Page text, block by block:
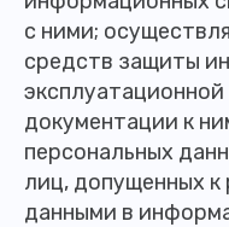
с ними;
средств защиты
документации к
персональных
лиц, допущенных к
данными в